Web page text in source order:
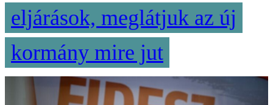
eljárások, meglátjuk az új
kormány mire jut